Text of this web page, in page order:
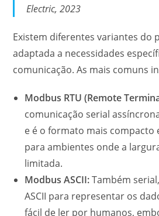
Electric, 2023
Existem diferentes variantes do
adaptada a necessidades
comunicação. As mais comuns
Modbus RTU (Remote
comunicação serial
e é o formato mais compacto
para ambientes onde a
limitada.
Modbus ASCII:Também
ASCII para representar os
fácil de ler por humanos,